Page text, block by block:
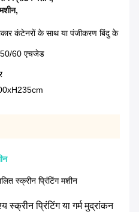
,
कंटेनरों के साथ या पंजीकरण बिंदु के
50/60 एचजेड
स्क्रीन प्रिंटिंग मशीन
स्क्रीन प्रिंटिंग या गर्म मुद्रांकन